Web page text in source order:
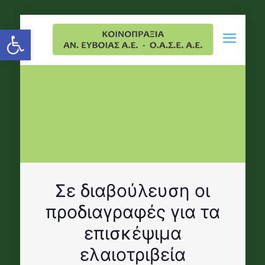
Open toolbar
Σε διαβούλευση οι
προδιαγραφές για τα
επισκέψιμα
ελαιοτριβεία